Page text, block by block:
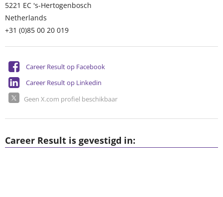
5221 EC 's-Hertogenbosch
Netherlands
+31 (0)85 00 20 019
Career Result op Facebook
Career Result op Linkedin
Geen X.com profiel beschikbaar
Career Result is gevestigd in: